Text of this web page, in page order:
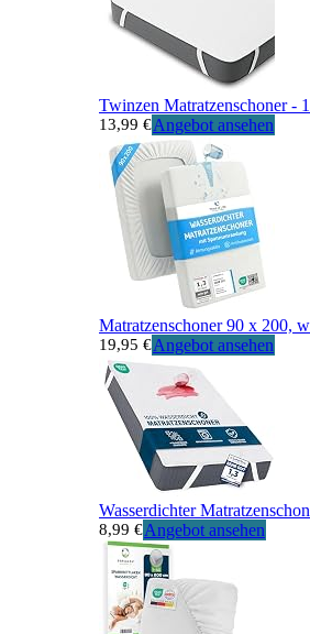
Twinzen Matratzenschoner -
13,99 €Angebot ansehen
Matratzenschoner 90 x 200,
19,95 €Angebot ansehen
Wasserdichter
8,99 €Angebot ansehen